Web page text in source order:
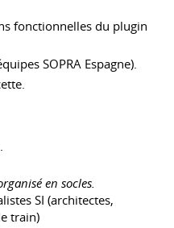
fonctionnelles du plugin
SOPRA Espagne).
en socles.
SI (architectes,
train)